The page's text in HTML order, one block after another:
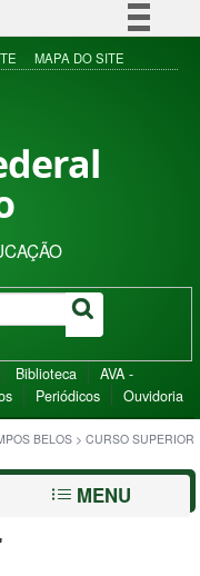
Simplifique!
à informação
MAPA DO SITE
Biblioteca
AVA -
Periódicos Ouvidoria
BELOS > CURSO SUPERIOR
MENU